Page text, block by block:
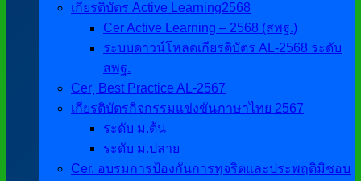
เกียรติบัตร Active Learning2568
Cer Active Learning – 2568 (สพฐ.)
ระบบดาวน์โหลดเกียรติบัตร AL-2568 ระดับ
สพฐ.
Cer ฺ Best Practice AL-2567
เกียรติบัตรกิจกรรมแข่งขันภาษาไทย 2567
ระดับ ม.ต้น
ระดับ ม.ปลาย
Cer. อบรมการป้องกันการทุจริตและประพฤติมิชอบ